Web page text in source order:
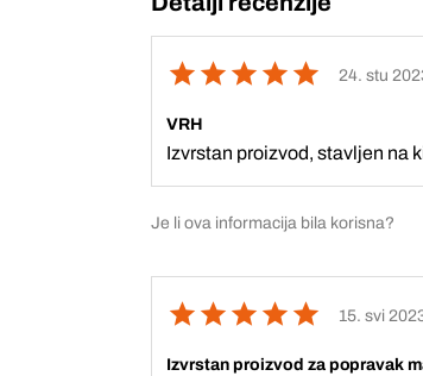
24. stu
VRH
Izvrstan proizvod, stavljen na
Je li ova informacija bila korisna?
15. svi
Izvrstan proizvod za popravak